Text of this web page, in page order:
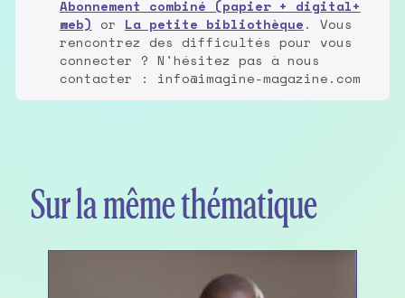
Abonnement combiné (papier + digital+
web) or La petite bibliothèque. Vous
rencontrez des difficultés pour vous
connecter ? N'hésitez pas à nous
contacter : info@imagine-magazine.com
Sur la même thématique